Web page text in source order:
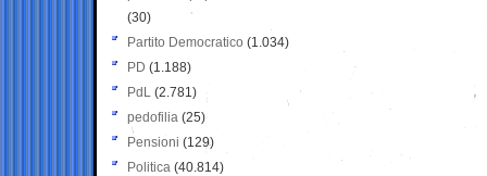
(30)
Partito Democratico (1.034)
PD (1.188)
PdL (2.781)
pedofilia (25)
Pensioni (129)
Politica (40.814)